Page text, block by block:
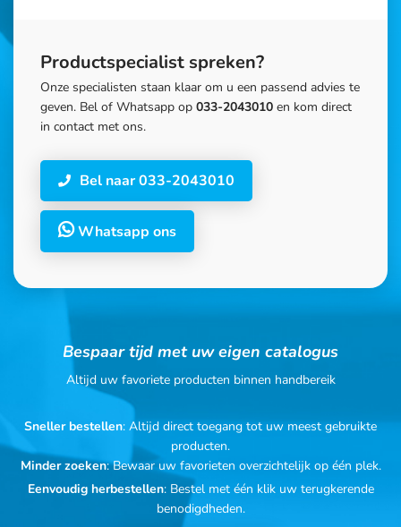
Productspecialist spreken?
Onze specialisten staan klaar om u een passend advies te
geven. Bel of Whatsapp op 033-2043010 en kom direct
in contact met ons.
Bel naar 033-2043010
Whatsapp ons
Bespaar tijd met uw eigen catalogus
Altijd uw favoriete producten binnen handbereik
Sneller bestellen: Altijd direct toegang tot uw meest gebruikte
producten.
Minder zoeken: Bewaar uw favorieten overzichtelijk op één plek.
Eenvoudig herbestellen: Bestel met één klik uw terugkerende
benodigdheden.